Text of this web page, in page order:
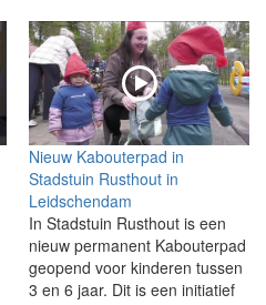
Nieuw Kabouterpad in
Stadstuin Rusthout in
Leidschendam
In Stadstuin Rusthout is een
nieuw permanent Kabouterpad
geopend voor kinderen tussen
3 en 6 jaar. Dit is een initiatief